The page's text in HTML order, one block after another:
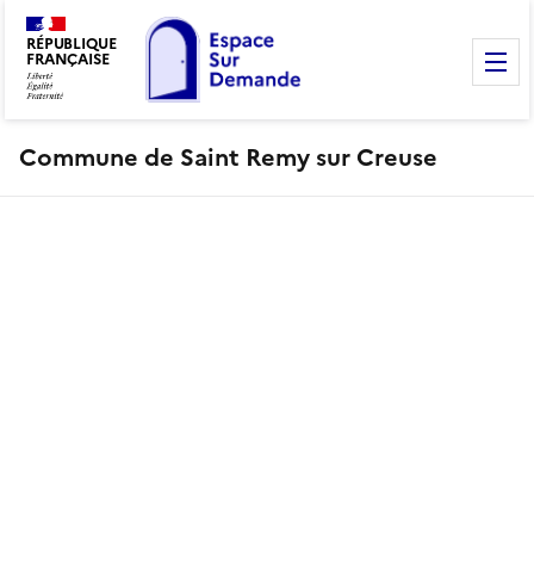
RÉPUBLIQUE
FRANÇAISE
Commune de Saint Remy sur Creuse